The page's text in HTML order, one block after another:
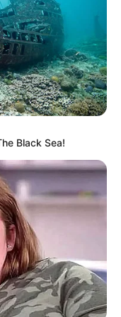
trupin tim,
ndeshjen e
një apo dy
vizionuar edhe
por unë jam
asgjë më shumë.
jo pak
në aspektin
dhe i
jashtë nga
i di me hollësi…
ardhjen në
një ekip, ndaj
që nëse lojtari
atëherë mund
ngjau. Si
Black Sea!